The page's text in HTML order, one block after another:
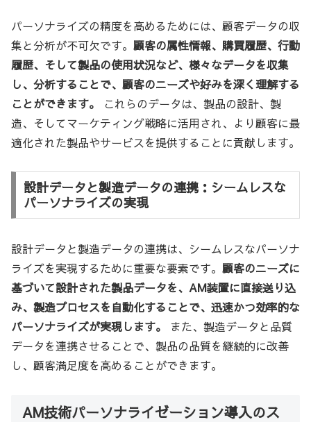
パーソナライズの精度を高めるためには、顧客データの収
集と分析が不可欠です。 顧客の属性情報、購買履歴、行動
履歴、そして製品の使用状況など、様々なデータを収集
し、分析することで、顧客のニーズや好みを深く理解する
ことができます。
これらのデータは、製品の設計、製
造、そしてマーケティング戦略に活用され、より顧客に最
適化された製品やサービスを提供することに貢献します。
設計データと製造データの連携：シームレスな
パーソナライズの実現
設計データと製造データの連携は、シームレスなパーソナ
ライズを実現するために重要な要素です。 顧客のニーズに
基づいて設計された製品データを、AM装置に直接送り込
み、製造プロセスを自動化することで、迅速かつ効率的な
パーソナライズが実現します。
また、製造データと品質
データを連携させることで、製品の品質を継続的に改善
し、顧客満足度を高めることができます。
AM技術パーソナライゼーション導入のス